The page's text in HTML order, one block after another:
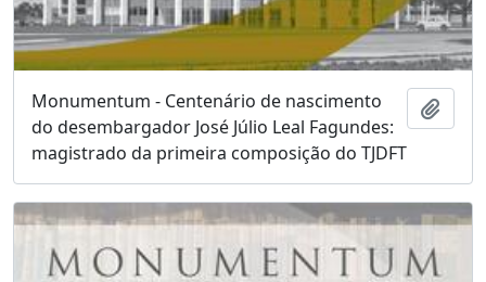
Monumentum - Centenário de nascimento
do desembargador José Júlio Leal Fagundes:
magistrado da primeira composição do TJDFT